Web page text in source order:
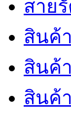
สาย
สินค้า
สินค้
สินค้